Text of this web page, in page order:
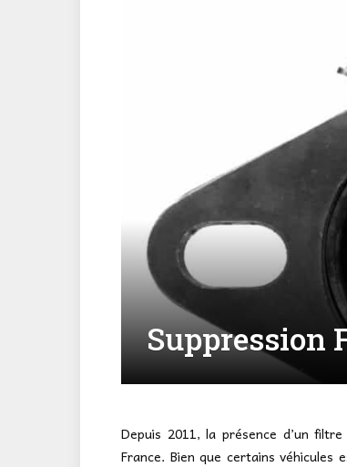
Suppression
Depuis 2011, la présence d’un
France. Bien que certains véhicules